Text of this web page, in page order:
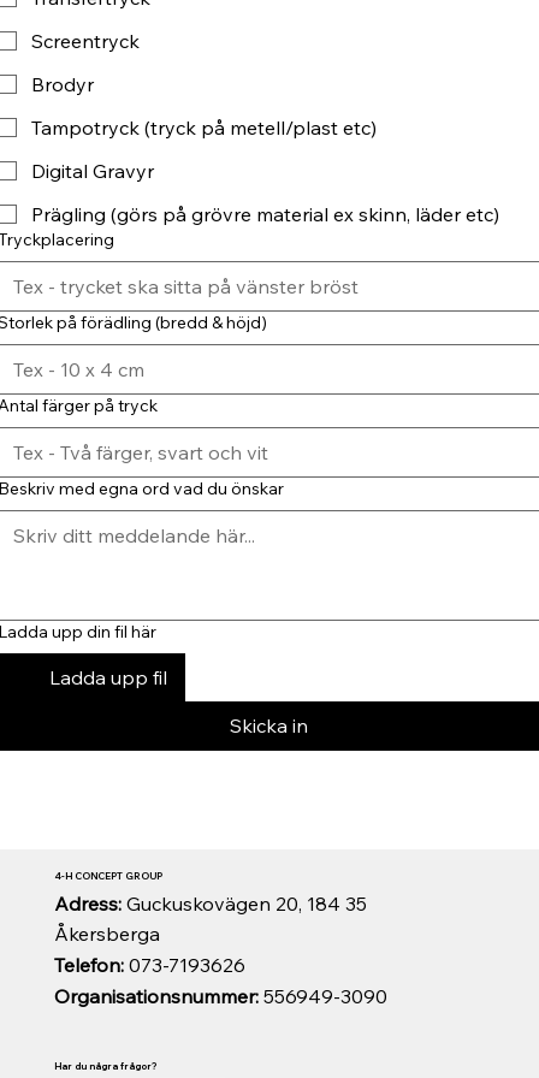
Screentryck
Brodyr
Tampotryck (tryck på metell/plast etc)
Digital Gravyr
Prägling (görs på grövre material ex skinn, läder etc)
på förädling (bredd & höjd)
färger på tryck
med egna ord vad du önskar
upp din fil här
Ladda upp fil
Skicka in
Organisationsnummer:556949-3090
Telefon:073-7193626
Adress: Guckuskovägen 20, 184 35
Åkersberga
4-H CONCEPT GROUP
Har du några frågor?